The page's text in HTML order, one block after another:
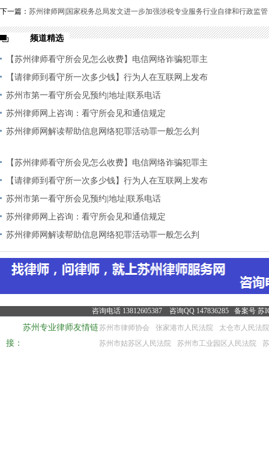
下一篇： 苏州律师网|国家税务总局发文进一步加强涉税专业服务行业自律和行政监管
频道精选
【苏州律师看守所会见怎么收费】电信网络诈骗犯罪主
观
【请律师到看守所一次多少钱】行为人在互联网上发布
诈
苏州市第一看守所会见预约|地址|联系电话
苏州律师网上咨询：看守所会见和通信规定
苏州律师网解读帮助信息网络犯罪活动罪一般怎么判
【苏州律师看守所会见怎么收费】电信网络诈骗犯罪主
观
【请律师到看守所一次多少钱】行为人在互联网上发布
诈
苏州市第一看守所会见预约|地址|联系电话
苏州律师网上咨询：看守所会见和通信规定
苏州律师网解读帮助信息网络犯罪活动罪一般怎么判
咨询电话 13812605387 咨询QQ 147836285 备案号 苏
苏州专业律师友情链
接：
苏州市律师协会 张家港市人民法院
太仓市人民法院
苏州市姑苏区人民法院
苏州市工业园区人民法院